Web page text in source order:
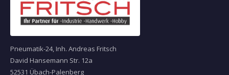
Pneumatik-24, Inh. Andreas Fritsch
David Hansemann Str. 12a
52531 Übach-Palenberg